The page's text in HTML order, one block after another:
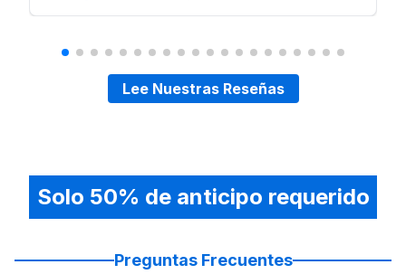
Lee Nuestras Reseñas
Solo 50% de anticipo requerido
Preguntas Frecuentes